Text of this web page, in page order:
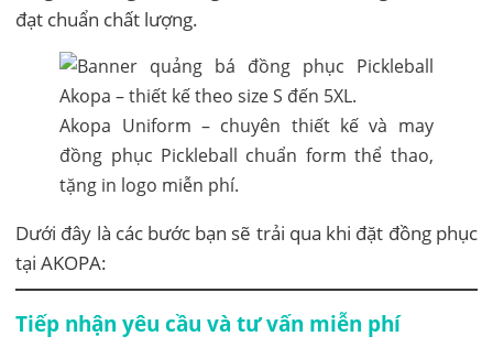
đạt chuẩn chất lượng.
Akopa Uniform – chuyên thiết kế và may
đồng phục Pickleball chuẩn form thể thao,
tặng in logo miễn phí.
Dưới đây là các bước bạn sẽ trải qua khi đặt đồng phục
tại AKOPA:
Tiếp nhận yêu cầu và tư vấn miễn phí